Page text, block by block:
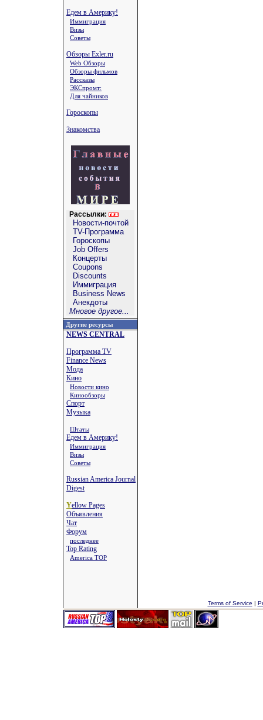
Едем в Америку!
Иммиграция
Визы
Советы
Обзоры Exler.ru
Web Обзоры
Обзоры фильмов
Рассказы
ЭКСпромт:
Для чайников
Гороскопы
Знакомства
Рассылки:
Новости-почтой
TV-Программа
Гороскопы
Job Offers
Концерты
Coupons
Discounts
Иммиграция
Business News
Анекдоты
Многое другое...
Другие ресурсы
NEWS CENTRAL
Программа TV
Finance News
Мода
Кино
Новости кино
Кинообзоры
Спорт
Музыка
Штаты
Едем в Америку!
Иммиграция
Визы
Советы
Russian America Journal
Digest
Yellow Pages
Объявления
Чат
Форум
последнее
Top Rating
America TOP
Terms of Service |